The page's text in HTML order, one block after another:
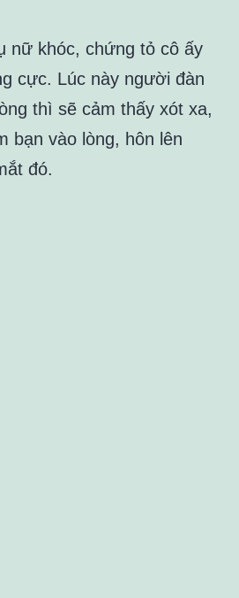
nữ khóc, chứng tỏ cô ấy
cực. Lúc này người đàn
thì sẽ cảm thấy xót xa,
bạn vào lòng, hôn lên
đó.